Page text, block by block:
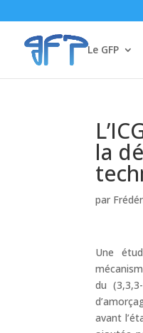
Le GFP
la
par
Une
du
avant